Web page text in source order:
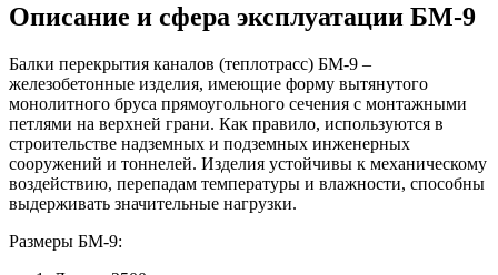
Описание и сфера эксплуатации БМ-9
Балки перекрытия каналов (теплотрасс) БМ-9 –
железобетонные изделия, имеющие форму вытянутого
монолитного бруса прямоугольного сечения с монтажными
петлями на верхней грани. Как правило, используются в
строительстве надземных и подземных инженерных
сооружений и тоннелей. Изделия устойчивы к механическому
воздействию, перепадам температуры и влажности, способны
выдерживать значительные нагрузки.
Размеры БМ-9: